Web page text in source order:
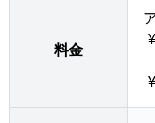
料金